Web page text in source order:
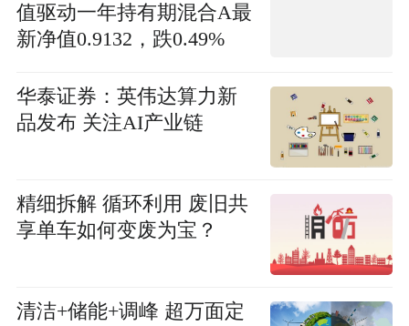
值驱动一年持有期混合A最
新净值0.9132，跌0.49%
华泰证券：英伟达算力新
品发布 关注AI产业链
精细拆解 循环利用 废旧共
享单车如何变废为宝？
清洁+储能+调峰 超万面定